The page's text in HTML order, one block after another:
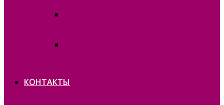
КОНТАКТЫ